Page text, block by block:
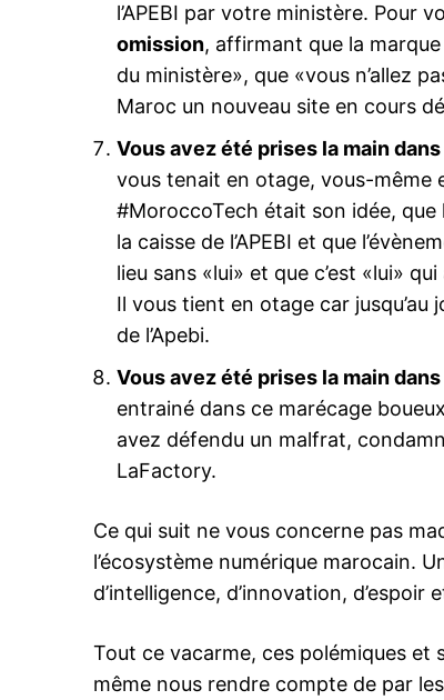
l’APEBI par votre ministère. Pour
omission, affirmant que la
du ministère», que «vous n’allez
Maroc un nouveau site en cours
Vous avez été prises la main
vous tenait en otage, vous-même
#MoroccoTech était son idée,
la caisse de l’APEBI et que
lieu sans «lui» et que c’est «lui»
Il vous tient en otage car jusqu’au
de l’Apebi.
Vous avez été prises la main
entrainé dans ce marécage
avez défendu un malfrat,
LaFactory.
Ce qui suit ne vous concerne pas
l’écosystème numérique marocain.
d’intelligence, d’innovation,
Tout ce vacarme, ces polémiques et
même nous rendre compte de par